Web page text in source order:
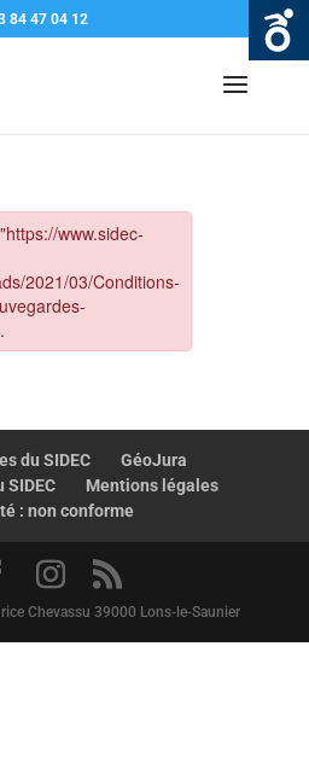
84 47 04 12
du SIDEC
GéoJura
SIDEC
Mentions légales
: non conforme
Chevassu 39000 Lons-le-Saunier